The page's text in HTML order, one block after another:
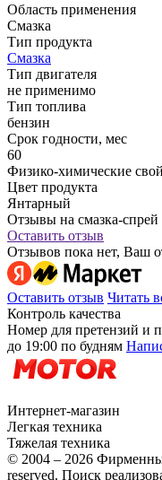
Область применения
Смазка
Тип продукта
Смазка
Тип двигателя
не применимо
Тип топлива
бензин
Срок годности, мес
60
Физико-химические
Цвет продукта
Янтарный
Отзывы на смазка-
Оставить отзыв
Отзывов пока нет, Ваш
Оставить отзыв Читать
Контроль качества
Номер для претензий и
до 19:00 по будням
Интернет-магазин
Легкая техника
Тяжелая техника
© 2004 – 2026
reserved. Поиск